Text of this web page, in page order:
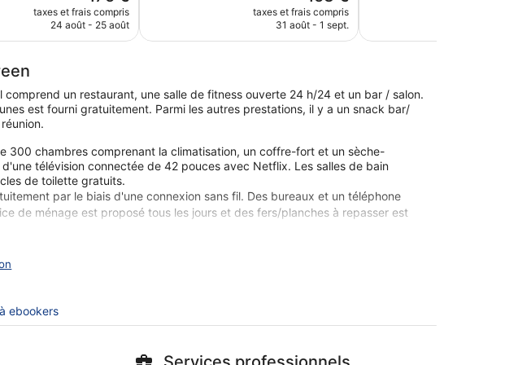
nouveau
prix
taxes et frais compris
24 août - 25 août
nouveau
prix
taxes et frais compris
31 août - 1 sept.
un restaurant, une salle de fitness ouverte 24 h/24 et un bar / salon.
est fourni gratuitement. Parmi les autres prestations, il y a un snack bar/
300 chambres comprenant la climatisation, un coffre-fort et un sèche-
télévision connectée de 42 pouces avec Netflix. Les salles de bain
de toilette gratuits.
par le biais d'une connexion sans fil. Des bureaux et un téléphone
de ménage est proposé tous les jours et des fers/planches à repasser est
ouverte 24 h/24.
L'accès Wi-Fi à Internet gratuit, un restaurant et une salle de fitness ouverte
ebookers